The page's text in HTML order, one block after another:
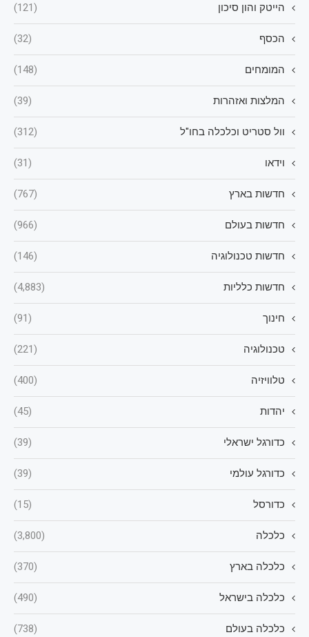
הייטק והון סיכון (121)
הכסף (32)
המומחים (148)
המלצות ואזהרות (39)
וול סטריט וכלכלה בחו"ל (312)
וידאו (31)
חדשות בארץ (767)
חדשות בעולם (966)
חדשות טכנולוגיה (146)
חדשות כלליות (4,883)
חינוך (91)
טכנולוגיה (221)
טלוויזיה (400)
יהדות (45)
כדורגל ישראלי (39)
כדורגל עולמי (39)
כדורסל (15)
כלכלה (3,800)
כלכלה בארץ (370)
כלכלה בישראל (490)
כלכלה בעולם (738)